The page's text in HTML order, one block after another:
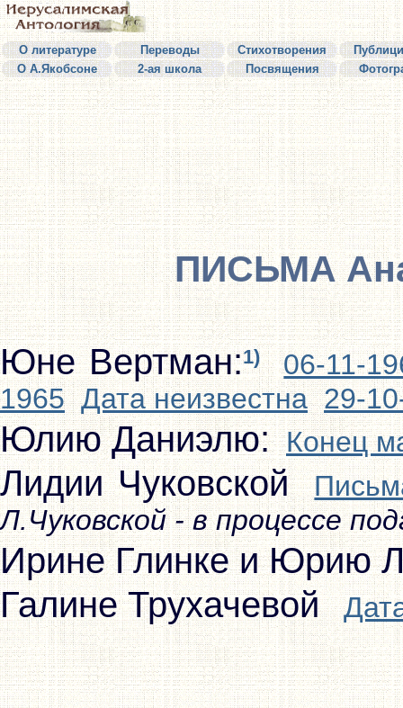
О литературе Переводы Стихотворения
О А.Якобсоне
2-ая школа Посвящения
ПИСЬМА
Юне Вертман:1)
06-11-
1965 Дата неизвестна 29-
Юлию Даниэлю: Конец
Лидии Чуковской
Л.Чуковской - в процессе
Ирине Глинке и Юрию
Галине Трухачевой